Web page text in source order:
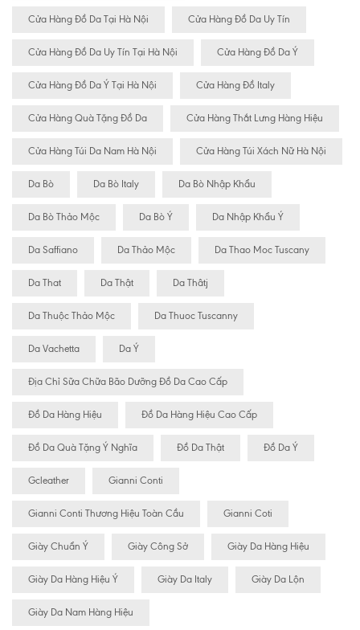
Cửa Hàng Đồ Da Tại Hà Nội Cửa Hàng Đồ Da Uy Tín
Cửa Hàng Đồ Da Uy Tín Tại Hà Nội Cửa Hàng Đồ Da Ý
Cửa Hàng Đồ Da Ý Tại Hà Nội Cửa Hàng Đồ Italy
Cửa Hàng Quà Tặng Đồ Da Cửa Hàng Thắt Lưng Hàng Hiệu
Cửa Hàng Túi Da Nam Hà Nội Cửa Hàng Túi Xách Nữ Hà Nội
Da Bò Da Bò Italy Da Bò Nhập Khẩu
Da Bò Thảo Mộc Da Bò Ý Da Nhập Khẩu Ý
Da Saffiano Da Thảo Mộc Da Thao Moc Tuscany
Da That Da Thật Da Thâtj
Da Thuộc Thảo Mộc Da Thuoc Tuscanny
Da Vachetta Da Ý
Địa Chỉ Sữa Chữa Bão Dưỡng Đồ Da Cao Cấp
Đồ Da Hàng Hiệu Đồ Da Hàng Hiệu Cao Cấp
Đồ Da Quà Tặng Ý Nghĩa Đồ Da Thật Đồ Da Ý
Gcleather Gianni Conti
Gianni Conti Thương Hiệu Toàn Cầu Gianni Coti
Giày Chuẩn Ý Giày Công Sở Giày Da Hàng Hiệu
Giày Da Hàng Hiệu Ý Giày Da Italy Giày Da Lộn
Giày Da Nam Hàng Hiệu